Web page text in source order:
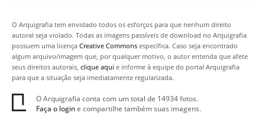
O Arquigrafia tem envidado todos os esforços para que nenhum direito
autoral seja violado. Todas as imagens passíveis de download no Arquigrafia
possuem uma licença Creative Commons específica. Caso seja encontrado
algum arquivo/imagem que, por qualquer motivo, o autor entenda que afete
seus direitos autorais, clique aqui e informe à equipe do portal Arquigrafia
para que a situação seja imediatamente regularizada.
O Arquigrafia conta com um total de 14934 fotos.
Faça o logine compartilhe também suas imagens.